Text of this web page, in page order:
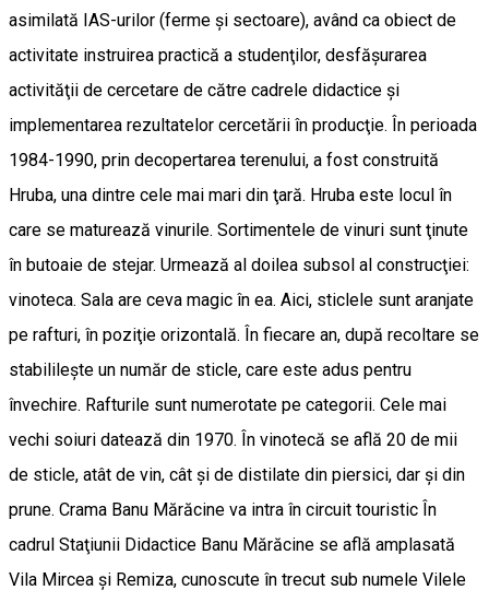
asimilată IAS-urilor (ferme şi sectoare), având ca obiect de
activitate instruirea practică a studenţilor, desfăşurarea
activităţii de cercetare de către cadrele didactice şi
implementarea rezultatelor cercetării în producţie. În perioada
1984-1990, prin decopertarea terenului, a fost construită
Hruba, una dintre cele mai mari din ţară. Hruba este locul în
care se maturează vinurile. Sortimentele de vinuri sunt ţinute
în butoaie de stejar. Urmează al doilea subsol al construcţiei:
vinoteca. Sala are ceva magic în ea. Aici, sticlele sunt aranjate
pe rafturi, în poziţie orizontală. În fiecare an, după recoltare se
stabilileşte un număr de sticle, care este adus pentru
învechire. Rafturile sunt numerotate pe categorii. Cele mai
vechi soiuri datează din 1970. În vinotecă se află 20 de mii
de sticle, atât de vin, cât şi de distilate din piersici, dar şi din
prune. Crama Banu Mărăcine va intra în circuit touristic În
cadrul Staţiunii Didactice Banu Mărăcine se află amplasată
Vila Mircea şi Remiza, cunoscute în trecut sub numele Vilele